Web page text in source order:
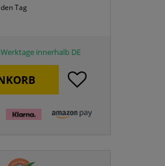
Tag
innerhalb DE